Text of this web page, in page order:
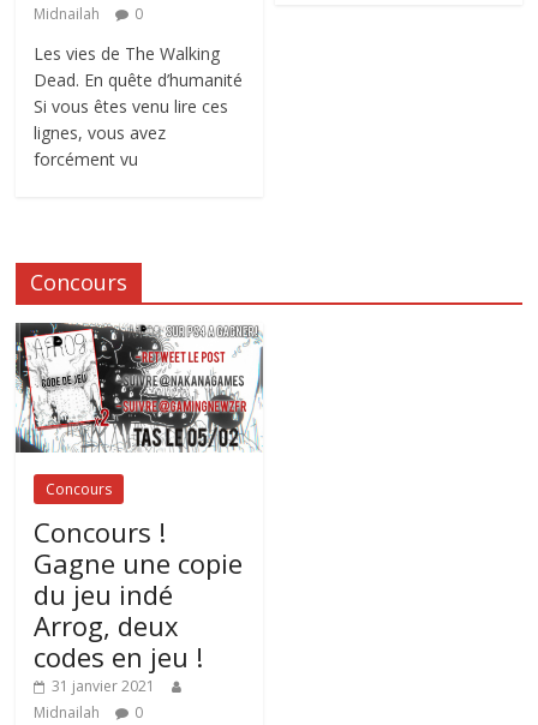
Midnailah
0
Les vies de The Walking
Dead. En quête d’humanité
Si vous êtes venu lire ces
lignes, vous avez
forcément vu
Concours
Concours
Concours !
Gagne une copie
du jeu indé
Arrog, deux
codes en jeu !
31 janvier 2021
Midnailah
0